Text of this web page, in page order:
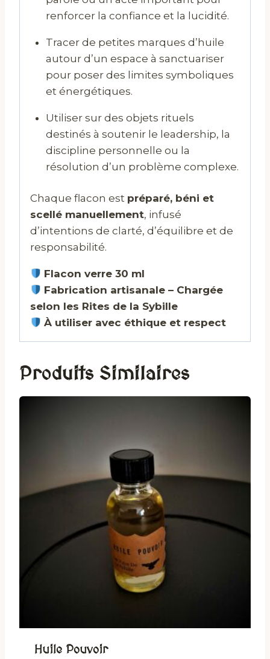
renforcer la confiance et la lucidité.
Tracer de petites marques d’huile
autour d’un espace à sanctuariser
pour poser des limites symboliques
et énergétiques.
Utiliser sur des objets rituels
destinés à soutenir le leadership, la
discipline personnelle ou la
résolution d’un problème complexe.
Chaque flacon est préparé, béni et
scellé manuellement, infusé
d’intentions de clarté, d’équilibre et de
responsabilité.
Flacon verre 30 ml
Fabrication artisanale – Chargée
selon les Rites de la Sybille
À utiliser avec éthique et respect
Produits Similaires
Huile Pouvoir